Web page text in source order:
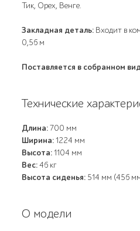
Тик, Орех, Венге.
Закладная деталь: Входит в
0,56 м
Поставляется в собранном
Технические
Длина:700 мм
Ширина:1224 мм
Высота:1104 мм
Вес:46 кг
Высота сиденья: 514 мм (456
О модели